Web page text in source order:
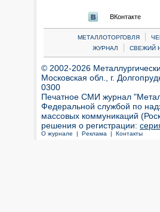
ВКонтакте
МЕТАЛЛОТОРГОВЛЯ |
ЖУРНАЛ
| СВЕЖИЙ
© 2002-2026
Московская обл., г.
0300
Печатное СМИ журнал
Федеральной службой по
массовых коммуникаций
решения о регистрации:
О журнале | Реклама | Контакты